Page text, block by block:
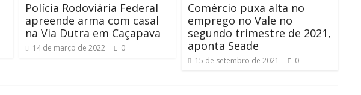
Polícia Rodoviária Federal
apreende arma com casal
na Via Dutra em Caçapava
14 de março de 2022 0
Comércio puxa alta no
emprego no Vale no
segundo trimestre de 2021,
aponta Seade
15 de setembro de 2021 0